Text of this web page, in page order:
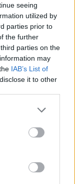
seeing
utilized by
parties prior to
the further
parties on the
may
IAB’s List of
it to other
more Google
may click to
party tags to
below Google
Olbia per il